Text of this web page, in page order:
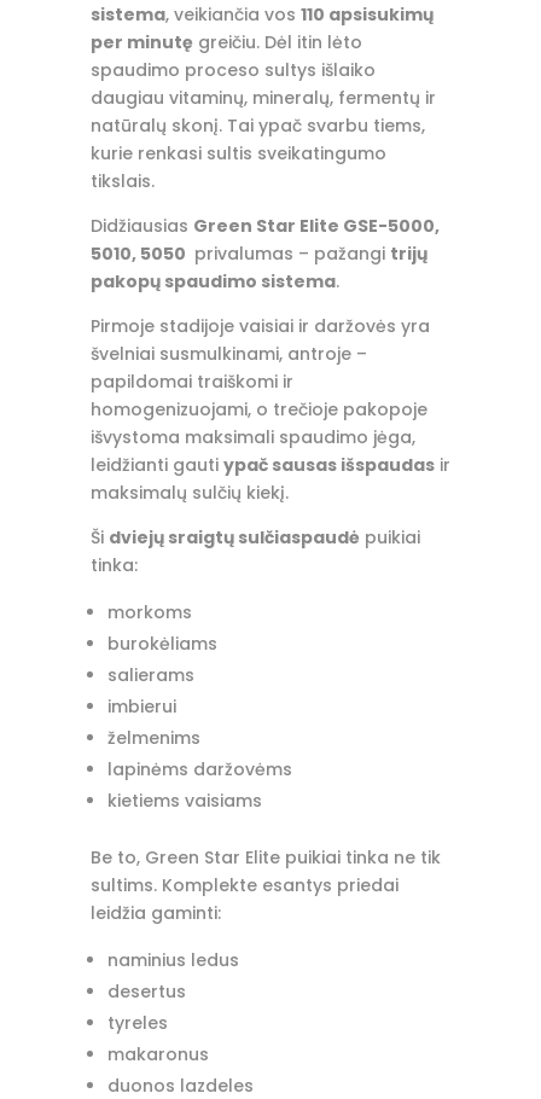
sistema, veikiančia vos 110 apsisukimų
per minutę greičiu. Dėl itin lėto
spaudimo proceso sultys išlaiko
daugiau vitaminų, mineralų, fermentų ir
natūralų skonį. Tai ypač svarbu tiems,
kurie renkasi sultis sveikatingumo
tikslais.
Didžiausias Green Star Elite GSE-5000,
5010, 5050 privalumas – pažangi trijų
pakopų spaudimo sistema.
Pirmoje stadijoje vaisiai ir daržovės yra
švelniai susmulkinami, antroje –
papildomai traiškomi ir
homogenizuojami, o trečioje pakopoje
išvystoma maksimali spaudimo jėga,
leidžianti gauti ypač sausas išspaudasir
maksimalų sulčių kiekį.
Ši dviejų sraigtų sulčiaspaudė puikiai
tinka:
morkoms
burokėliams
salierams
imbierui
želmenims
lapinėms daržovėms
kietiems vaisiams
Be to, Green Star Elite puikiai tinka ne tik
sultims. Komplekte esantys priedai
leidžia gaminti:
naminius ledus
desertus
tyreles
makaronus
duonos lazdeles